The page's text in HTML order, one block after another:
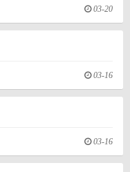
03-20
03-16
03-16